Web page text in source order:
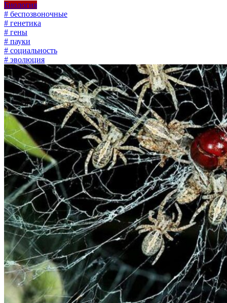
Биология
# беспозвоночные
# генетика
# гены
# пауки
# социальность
# эволюция